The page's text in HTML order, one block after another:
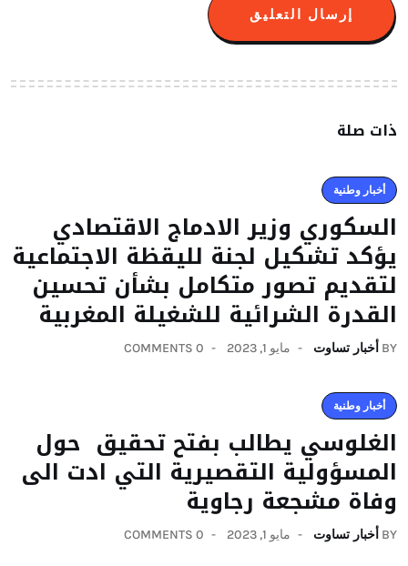
ذات صلة
أخبار وطنية
السكوري وزير الادماج الاقتصادي
يؤكد تشكيل لجنة لليقظة الاجتماعية
لتقديم تصور متكامل بشأن تحسين
القدرة الشرائية للشغيلة المغربية
BY أخبار تساوت مايو 1, 2023 0 COMMENTS
أخبار وطنية
الغلوسي يطالب بفتح تحقيق حول
المسؤولية التقصيرية التي ادت الى
وفاة مشجعة رجاوية
BY أخبار تساوت مايو 1, 2023 0 COMMENTS